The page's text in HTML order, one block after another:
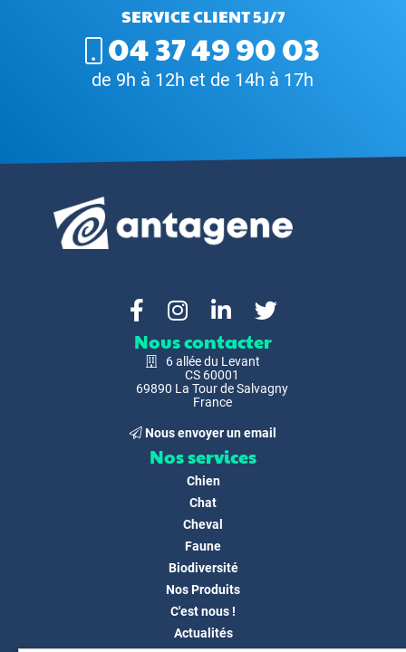
SERVICE CLIENT 5J/7
04 37 49 90 03
de 9h à 12h et de 14h à 17h
Nous contacter
6 allée du Levant
CS 60001
69890 La Tour de Salvagny
France
Nous envoyer un email
Nos services
Chien
Chat
Cheval
Faune
Biodiversité
Nos Produits
C'est nous !
Actualités